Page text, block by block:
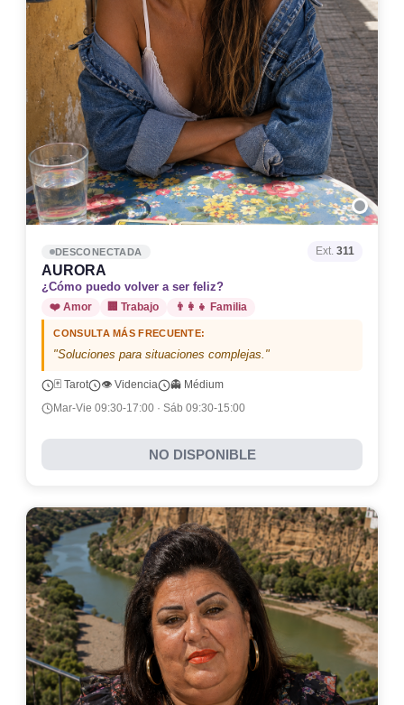
DESCONECTADA
AURORA
¿Cómo puedo volver a ser feliz?
Ext. 311
❤️ Amor 🏢 Trabajo 👨‍👩‍👧 Familia
CONSULTA MÁS FRECUENTE:
"Soluciones para situaciones complejas."
🃏 Tarot 👁️ Videncia
👻 Médium
Mar-Vie 09:30-17:00 · Sáb 09:30-15:00
NO DISPONIBLE